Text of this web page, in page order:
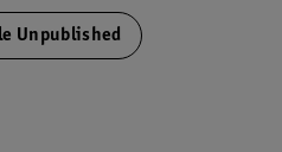
Unpublished